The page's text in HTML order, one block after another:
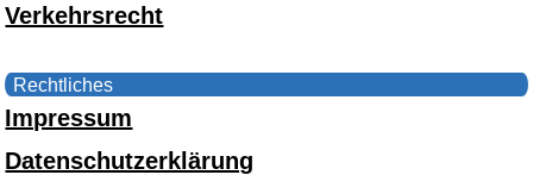
Verkehrsrecht
Rechtliches
Impressum
Datenschutzerklärung